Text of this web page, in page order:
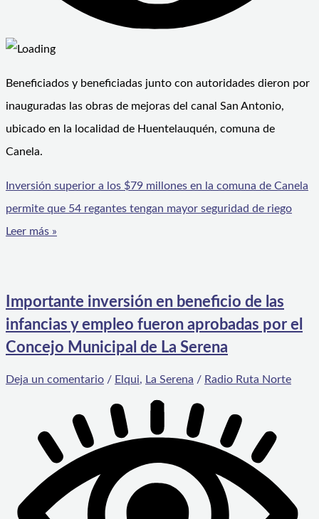
Beneficiados y beneficiadas junto con autoridades dieron por
inauguradas las obras de mejoras del canal San Antonio,
ubicado en la localidad de Huentelauquén, comuna de
Canela.
Inversión superior a los $79 millones en la comuna de Canela
permite que 54 regantes tengan mayor seguridad de riego
Leer más »
Importante inversión en beneficio de las
infancias y empleo fueron aprobadas por el
Concejo Municipal de La Serena
Deja un comentario / Elqui, La Serena / Radio Ruta Norte